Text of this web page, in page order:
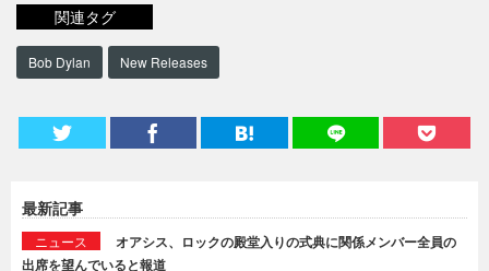
関連タグ
Bob Dylan New Releases
最新記事
ニュース
オアシス、ロックの殿堂入りの式典に関係メンバー全員の
出席を望んでいると報道